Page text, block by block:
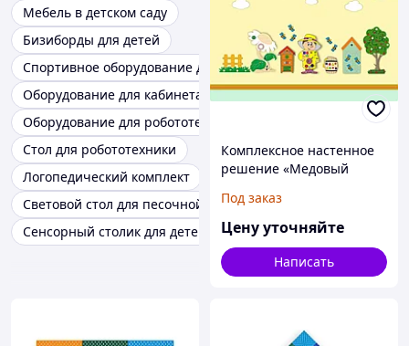
Мебель в детском саду
Бизиборды для детей
Спортивное оборудование для детских садов
Оборудование для кабинета логопеда
Оборудование для робототехники
Стол для робототехники
Логопедический комплект
Световой стол для песочной анимации
Сенсорный столик для детей
Комплексное настенное
решение «Медовый
Под заказ
Цену уточняйте
Написать